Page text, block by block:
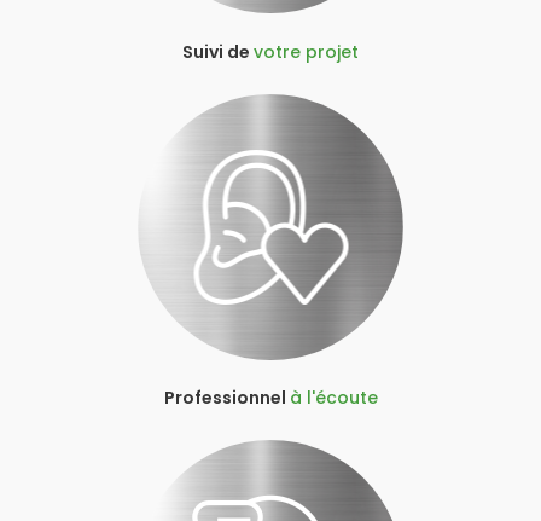
Suivi de votre projet
Professionnel à l'écoute